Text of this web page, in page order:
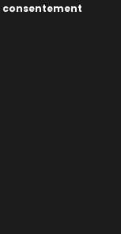
consentement